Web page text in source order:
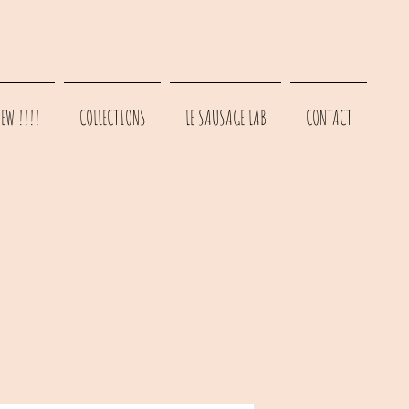
!!!! COLLECTIONS LE SAUSAGE LAB CONTACT